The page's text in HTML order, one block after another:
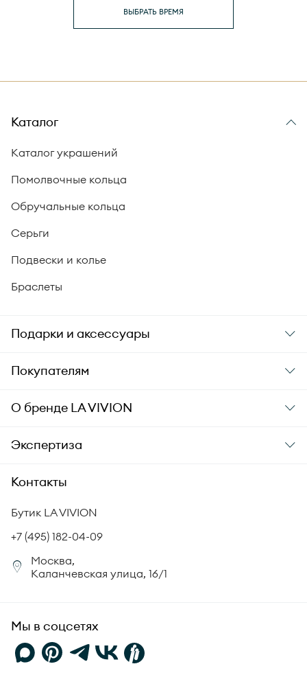
ВЫБРАТЬ ВРЕМЯ
Каталог
Каталог украшений
Помолвочные кольца
Обручальные кольца
Серьги
Подвески и колье
Браслеты
Подарки и аксессуары
Подарки
Уход за украшениями
Аксессуары
Покупателям
Заказ и оплата
Гарантия подлинности
Комплект документов
Политика возврата
Сертификация бриллиантов
Юридическая информация
О бренде LA VIVION
О компании
СМИ о нас
Корпоративный портал
Экспертиза
Академия LA VIVION
Статьи
Контакты
Бутик LA VIVION
+7 (495) 182-04-09
Москва,
Каланчевская улица, 16/1
Мы в соцсетях